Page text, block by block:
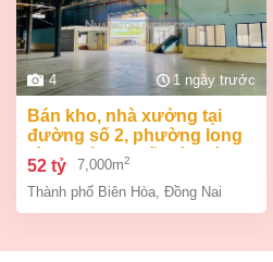
4 1 ngày trước
bán kho, nhà xưởng tại
đường số 2, phường long
bình, thành phố biên hòa,
đồng nai giá 52 tỷ
52 tỷ 7,000m2
Thành phố Biên Hòa Đồng Nai